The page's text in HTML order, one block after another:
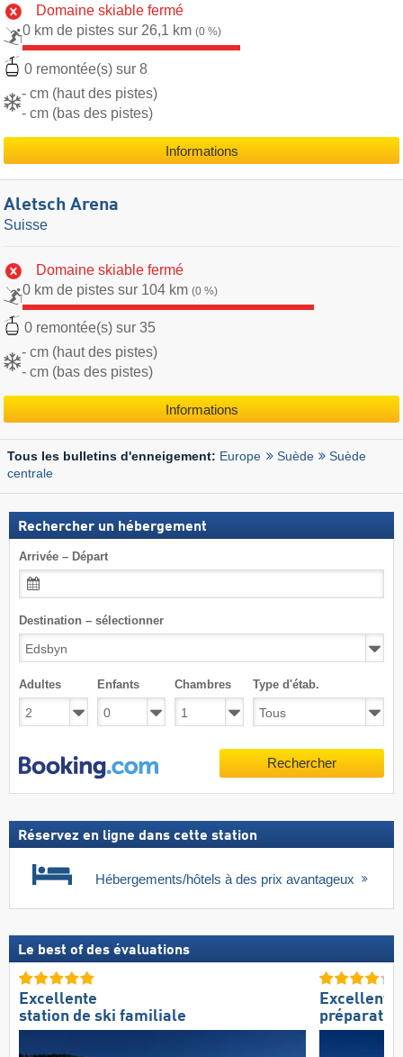
Domaine skiable fermé
0 km de pistes sur 26,1 km (0 %)
0 remontée(s) sur 8
- cm (haut des pistes)
- cm (bas des pistes)
Informations
Aletsch Arena
Suisse
Domaine skiable fermé
0 km de pistes sur 104 km (0 %)
0 remontée(s) sur 35
- cm (haut des pistes)
- cm (bas des pistes)
Informations
Tous les bulletins d'enneigement: Europe Suède
Suède
centrale
Rechercher un hébergement
Arrivée – Départ
Destination – sélectionner
Adultes Enfants Chambres Type d'étab.
Rechercher
Réservez en ligne dans cette station
Hébergements/hôtels à des prix avantageux
Le best of des évaluations
Excellente
station de ski familiale
Excellente